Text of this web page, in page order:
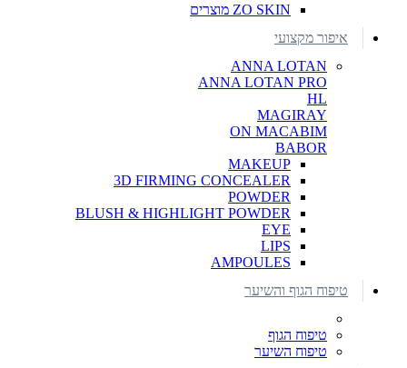
ZO SKIN מוצרים
איפור מקצועי
ANNA LOTAN
ANNA LOTAN PRO
HL
MAGIRAY
ON MACABIM
BABOR
MAKEUP
3D FIRMING CONCEALER
POWDER
BLUSH & HIGHLIGHT POWDER
EYE
LIPS
AMPOULES
טיפוח הגוף והשיער
טיפוח הגוף
טיפוח השיער